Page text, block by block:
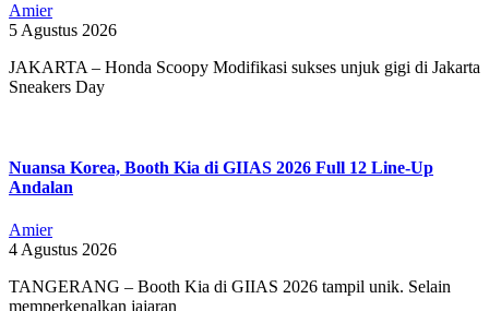
Amier
5 Agustus 2026
JAKARTA – Honda Scoopy Modifikasi sukses unjuk gigi di Jakarta
Sneakers Day
Nuansa Korea, Booth Kia di GIIAS 2026 Full 12 Line-Up
Andalan
Amier
4 Agustus 2026
TANGERANG – Booth Kia di GIIAS 2026 tampil unik. Selain
memperkenalkan jajaran